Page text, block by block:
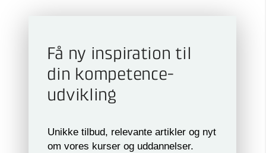
Få ny inspiration til
din kompetence­
udvikling
Unikke tilbud, relevante artikler og nyt
om vores kurser og uddannelser.